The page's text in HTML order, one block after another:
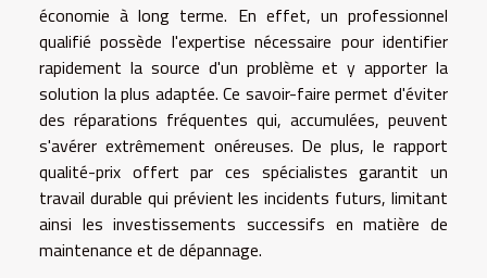
économie à long terme. En effet, un professionnel
qualifié possède l'expertise nécessaire pour identifier
rapidement la source d'un problème et y apporter la
solution la plus adaptée. Ce savoir-faire permet d'éviter
des réparations fréquentes qui, accumulées, peuvent
s'avérer extrêmement onéreuses. De plus, le rapport
qualité-prix offert par ces spécialistes garantit un
travail durable qui prévient les incidents futurs, limitant
ainsi les investissements successifs en matière de
maintenance et de dépannage.